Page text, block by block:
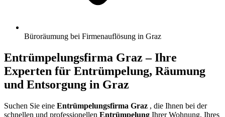
Büroräumung bei Firmenauflösung in Graz
Entrümpelungsfirma Graz – Ihre
Experten für Entrümpelung, Räumung
und Entsorgung in Graz
Suchen Sie eine Entrümpelungsfirma Graz , die Ihnen bei der
schnellen und professionellen Entrümpelung Ihrer Wohnung, Ihres